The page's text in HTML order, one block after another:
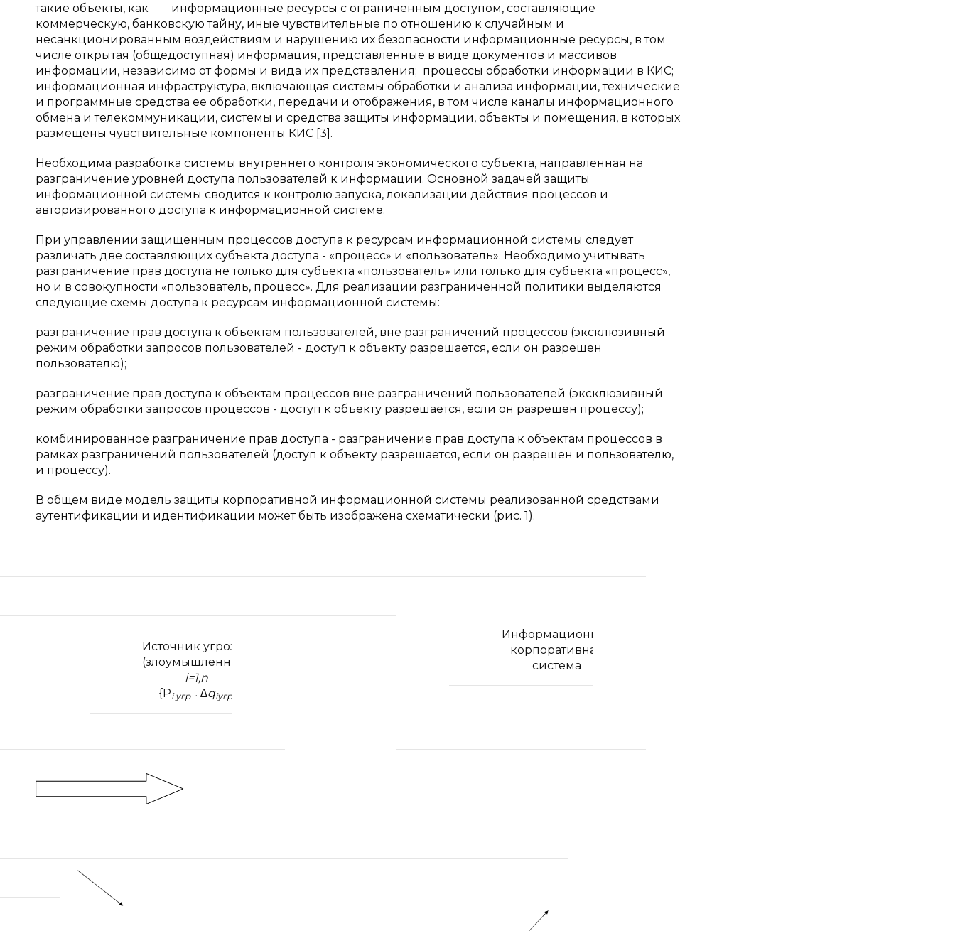
такие объекты, как информационные ресурсы с ограниченным доступом, составляющие
коммерческую, банковскую тайну, иные чувствительные по отношению к случайным и
несанкционированным воздействиям и нарушению их безопасности информационные ресурсы, в том
числе открытая (общедоступная) информация, представленные в виде документов и массивов
информации, независимо от формы и вида их представления; процессы обработки информации в КИС;
информационная инфраструктура, включающая системы обработки и анализа информации, технические
и программные средства ее обработки, передачи и отображения, в том числе каналы информационного
обмена и телекоммуникации, системы и средства защиты информации, объекты и помещения, в которых
размещены чувствительные компоненты КИС [3].
Необходима разработка системы внутреннего контроля экономического субъекта, направленная на
разграничение уровней доступа пользователей к информации. Основной задачей защиты
информационной системы сводится к контролю запуска, локализации действия процессов и
авторизированного доступа к информационной системе.
При управлении защищенным процессов доступа к ресурсам информационной системы следует
различать две составляющих субъекта доступа - «процесс» и «пользователь». Необходимо учитывать
разграничение прав доступа не только для субъекта «пользователь» или только для субъекта «процесс»,
но и в совокупности «пользователь, процесс». Для реализации разграниченной политики выделяются
следующие схемы доступа к ресурсам информационной системы:
разграничение прав доступа к объектам пользователей, вне разграничений процессов (эксклюзивный
режим обработки запросов пользователей - доступ к объекту разрешается, если он разрешен
пользователю);
разграничение прав доступа к объектам процессов вне разграничений пользователей (эксклюзивный
режим обработки запросов процессов - доступ к объекту разрешается, если он разрешен процессу);
комбинированное разграничение прав доступа - разграничение прав доступа к объектам процессов в
рамках разграничений пользователей (доступ к объекту разрешается, если он разрешен и пользователю,
и процессу).
В общем виде модель защиты корпоративной информационной системы реализованной средствами
аутентификации и идентификации может быть изображена схематически (рис. 1).
Информационная
корпоративная
система
Источник угрозы
(злоумышленник)
i=1,n
{Pi угр : ∆qiугр}